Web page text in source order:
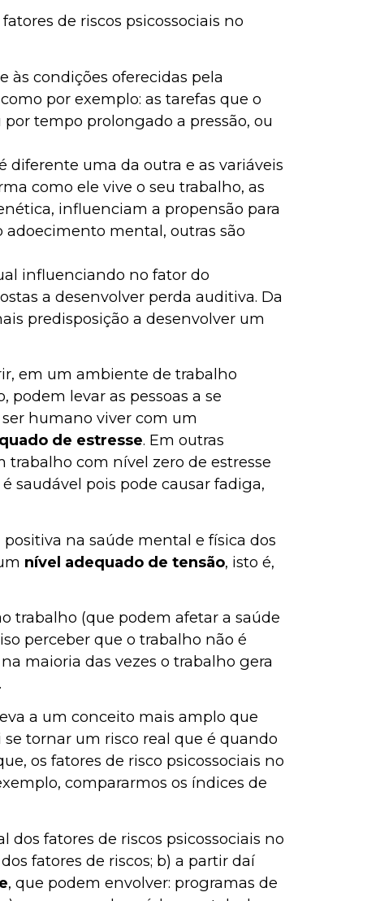
de riscos psicossociais no
às condições oferecidas pela
por exemplo: as tarefas que o
tempo prolongado a pressão, ou
diferente uma da outra e as variáveis
como ele vive o seu trabalho, as
influenciam a propensão para
mental, outras são
influenciando no fator do
a desenvolver perda auditiva. Da
predisposição a desenvolver um
em um ambiente de trabalho
levar as pessoas a se
humano viver com um
de estresse. Em outras
trabalho com nível zero de estresse
saudável pois pode causar fadiga,
na saúde mental e física dos
nível adequado de tensão, isto é,
trabalho (que podem afetar a saúde
perceber que o trabalho não é
maioria das vezes o trabalho gera
a um conceito mais amplo que
se tornar um risco real que é quando
os fatores de risco psicossociais no
compararmos os índices de
fatores de riscos psicossociais no
dos fatores de riscos; b) a partir daí
, que podem envolver: programas de